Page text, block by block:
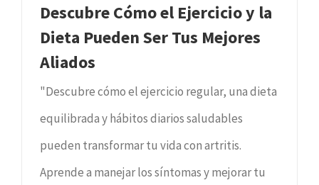
Descubre Cómo el Ejercicio y la
Dieta Pueden Ser Tus Mejores
Aliados
"Descubre cómo el ejercicio regular, una dieta
equilibrada y hábitos diarios saludables
pueden transformar tu vida con artritis.
Aprende a manejar los síntomas y mejorar tu